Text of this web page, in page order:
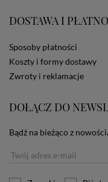
DOSTAWA I
Sposoby płatności
Koszty i formy dostawy
Zwroty i reklamacje
DOŁĄCZ DO
Bądź na bieżąco z